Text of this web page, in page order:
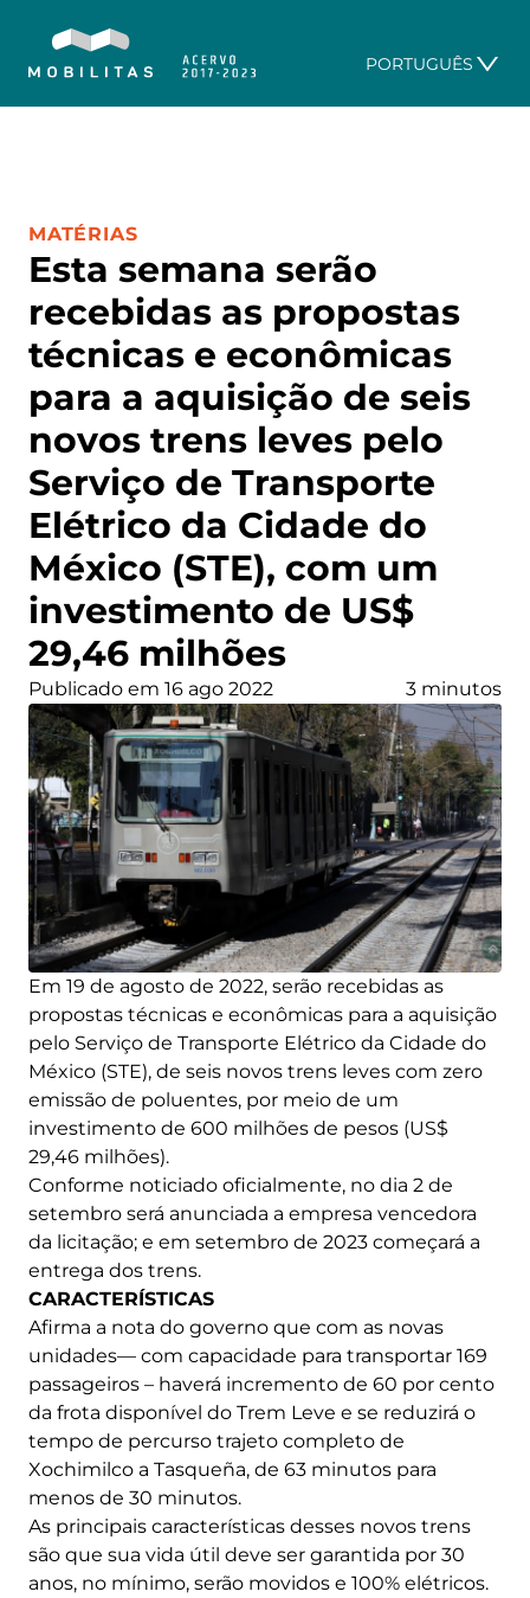
PORTUGUÊS
Esta semana serão
recebidas as propostas
técnicas e econômicas
para a aquisição de seis
novos trens leves pelo
Serviço de Transporte
Elétrico da Cidade do
México (STE), com um
investimento de US$
29,46 milhões
CATEGORIA:
MATÉRIAS
Publicado em 16 ago 2022 3 minutos
Em 19 de agosto de 2022, serão recebidas as
propostas técnicas e econômicas para a aquisição
pelo Serviço de Transporte Elétrico da Cidade do
México (STE), de seis novos trens leves com zero
emissão de poluentes, por meio de um
investimento de 600 milhões de pesos (US$
29,46 milhões).
Conforme noticiado oficialmente, no dia 2 de
setembro será anunciada a empresa vencedora
da licitação; e em setembro de 2023 começará a
entrega dos trens.
CARACTERÍSTICAS
Afirma a nota do governo que com as novas
unidades— com capacidade para transportar 169
passageiros – haverá incremento de 60 por cento
da frota disponível do Trem Leve e se reduzirá o
tempo de percurso trajeto completo de
Xochimilco a Tasqueña, de 63 minutos para
menos de 30 minutos.
As principais características desses novos trens
são que sua vida útil deve ser garantida por 30
anos, no mínimo, serão movidos e 100% elétricos.